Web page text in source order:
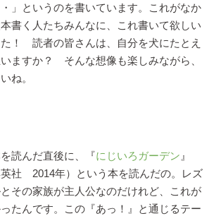
」というのを書いています。これがなか
書く人たちみんなに、これ書いて欲しい
！ 読者の皆さんは、自分を犬にたとえ
ますか？ そんな想像も楽しみながら、
ね。
読んだ直後に、『にじいろガーデン 』
社 2014年）という本を読んだの。レズ
その家族が主人公なのだけれど、これが
たんです。この『あっ！』と通じるテー